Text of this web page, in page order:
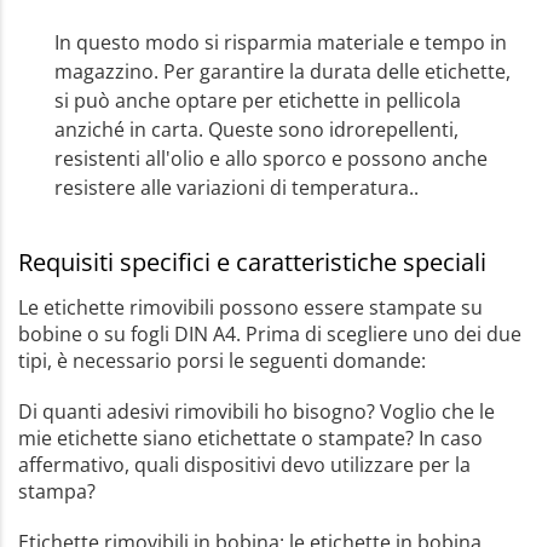
In questo modo si risparmia materiale e tempo in
magazzino. Per garantire la durata delle etichette,
si può anche optare per etichette in pellicola
anziché in carta. Queste sono idrorepellenti,
resistenti all'olio e allo sporco e possono anche
resistere alle variazioni di temperatura..
Requisiti specifici e caratteristiche speciali
Le etichette rimovibili possono essere stampate su
bobine o su fogli DIN A4. Prima di scegliere uno dei due
tipi, è necessario porsi le seguenti domande:
Di quanti adesivi rimovibili ho bisogno? Voglio che le
mie etichette siano etichettate o stampate? In caso
affermativo, quali dispositivi devo utilizzare per la
stampa?